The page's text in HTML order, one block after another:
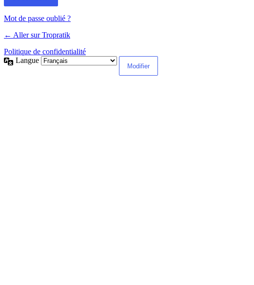
Mot de passe oublié ?
← Aller sur Tropratik
Politique de confidentialité
Langue